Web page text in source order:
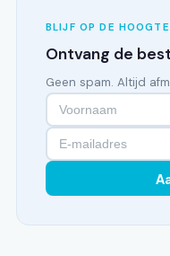
BLIJF OP DE HOOGTE
Ontvang de
Geen spam. Altijd